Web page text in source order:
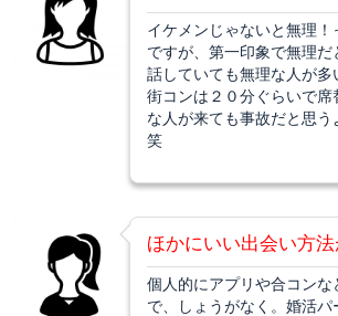
イケメンじゃないと無理！
ですが、第一印象で無理だ
話していても無理な人が多
街コンは２０分ぐらいで席
な人が来ても事故だと思う
笑
ほかにいい出会い方法
個人的にアプリや合コンな
で、しょうがなく。婚活パ